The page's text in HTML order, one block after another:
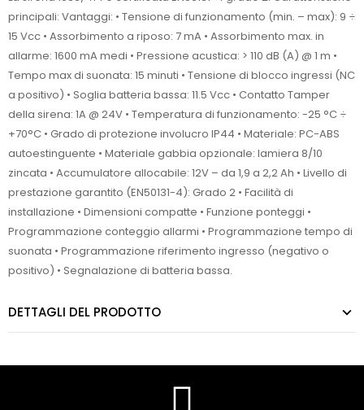
principali: Vantaggi: • Tensione di funzionamento (min. – max): 9 ÷
15 Vcc • Assorbimento a riposo: 7 mA • Assorbimento max. in
allarme: 1600 mA medi • Pressione acustica: > 110 dB (A) @ 1 m •
Tempo max di suonata: 15 minuti • Tensione di blocco ingressi (NC
a positivo) • Soglia batteria bassa: 11.5 Vcc • Contatto Tamper
della sirena: 1A @ 24V • Temperatura di funzionamento: -25 °C ÷
+70°C • Grado di protezione involucro IP44 • Materiale: PC-ABS
autoestinguente • Materiale gabbia opzionale: lamiera 8/10
zincata • Accumulatore allocabile: 12V – da 1,9 a 2,2 Ah • Livello di
prestazione garantito (EN50131-4): Grado 2 • Facilità di
installazione • Dimensioni compatte • Funzione ponteggi •
Programmazione conteggio allarmi • Programmazione tempo di
suonata • Programmazione riferimento ingresso (negativo o
positivo) • Segnalazione di batteria bassa.
DETTAGLI DEL PRODOTTO